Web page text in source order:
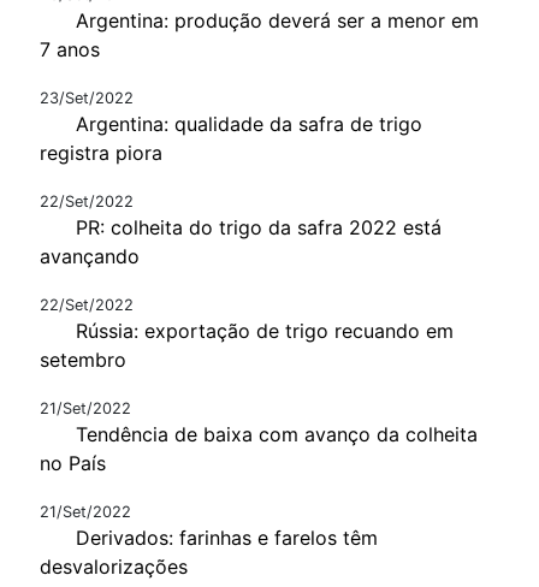
Argentina: produção deverá ser a menor em
7 anos
23/Set/2022
Argentina: qualidade da safra de trigo
registra piora
22/Set/2022
PR: colheita do trigo da safra 2022 está
avançando
22/Set/2022
Rússia: exportação de trigo recuando em
setembro
21/Set/2022
Tendência de baixa com avanço da colheita
no País
21/Set/2022
Derivados: farinhas e farelos têm
desvalorizações